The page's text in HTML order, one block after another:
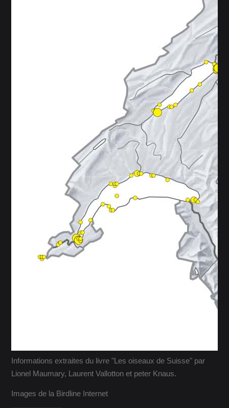
Informations extraites du livre "Les oiseaux de Suisse" par
Lionel Maumary, Laurent Vallotton et peter Knaus.
Images de la Birdline Internet